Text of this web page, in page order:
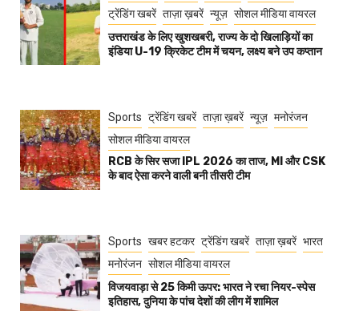
ट्रेंडिंग खबरें ताज़ा ख़बरें न्यूज़ सोशल मीडिया वायरल
उत्तराखंड के लिए खुशखबरी, राज्य के दो खिलाड़ियों का
इंडिया U-19 क्रिकेट टीम में चयन, लक्ष्य बने उप कप्तान
Sports ट्रेंडिंग खबरें ताज़ा ख़बरें न्यूज़ मनोरंजन
सोशल मीडिया वायरल
RCB के सिर सजा IPL 2026 का ताज, MI और CSK
के बाद ऐसा करने वाली बनी तीसरी टीम
Sports खबर हटकर ट्रेंडिंग खबरें ताज़ा ख़बरें भारत
मनोरंजन सोशल मीडिया वायरल
विजयवाड़ा से 25 किमी ऊपर: भारत ने रचा नियर-स्पेस
इतिहास, दुनिया के पांच देशों की लीग में शामिल